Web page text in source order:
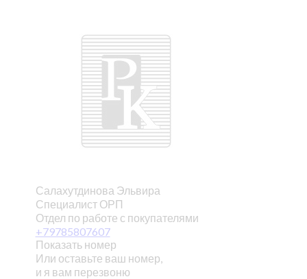
Салахутдинова Эльвира
Специалист ОРП
Отдел по работе с покупателями
+79785807607
Показать номер
Или оставьте ваш номер,
и я вам перезвоню